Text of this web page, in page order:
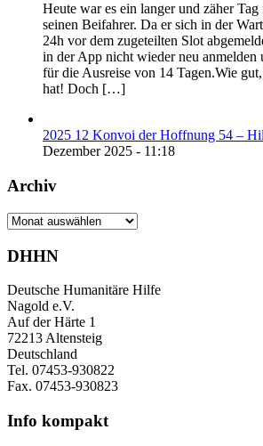
Heute war es ein langer und zäher
seinen Beifahrer. Da er sich in der
24h vor dem zugeteilten Slot
in der App nicht wieder neu anmelden
für die Ausreise von 14 Tagen.Wie
hat! Doch […]
2025 12 Konvoi der Hoffnung 54 –
Dezember 2025 - 11:18
Archiv
Archiv
DHHN
Deutsche Humanitäre Hilfe
Nagold e.V.
Auf der Härte 1
72213 Altensteig
Deutschland
Tel. 07453-930822
Fax. 07453-930823
Info kompakt